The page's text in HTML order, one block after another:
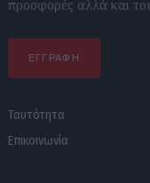
προσφορές αλλά και
ΕΓΓΡΑΦΗ
Ταυτότητα
Επικοινωνία